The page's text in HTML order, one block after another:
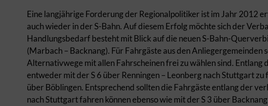
Eine langjährige Forderung der Regionalpolitiker ist im Jahr 2012
auch wieder in der S-Bahn. Auf diesem Erfolg möchte sich der
Handlungsbedarf besteht mit Blick auf die neuen S-Bahn-
(Marbach – Backnang). Für Fahrgäste aus den
Alternativwege mit allen Fahrscheinen frei zu wählen sind. Entlang
entweder mit der S 6 über Renningen – Leonberg nach Stuttgart
über Böblingen. Entsprechend sollten die Fahrgäste entlang der
nach Stuttgart fahren können ebenso wie mit der S 3 über